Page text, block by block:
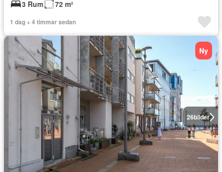
3 Rum
72 m²
1 dag + 4 timmar sedan
26bilder
Ny